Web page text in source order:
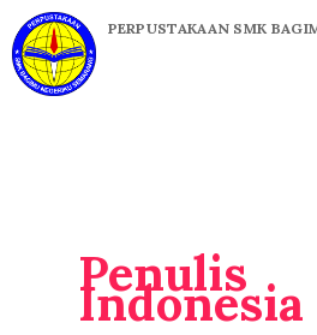
to
content
PERPUSTAKAAN SMK
Penulis
Indonesia